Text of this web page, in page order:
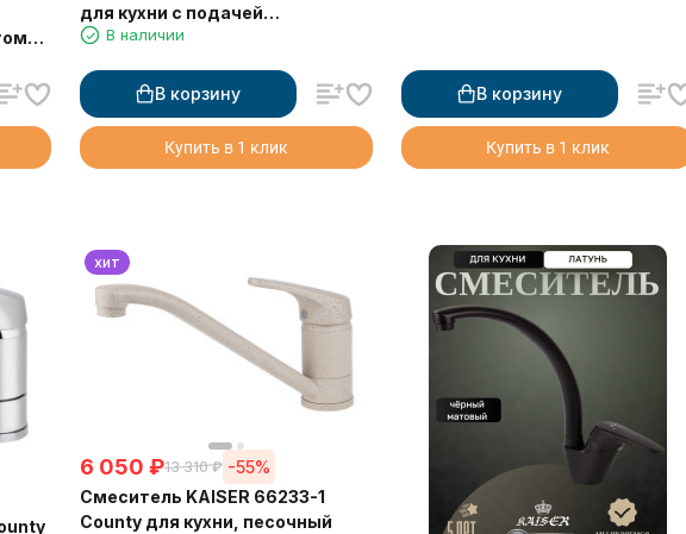
для кухни с подачей
фильтрованной воды и
В наличии
В корзину
Купить в 1 клик
В корзину
Купить в 1 клик
хит
6 050 ₽13 310 ₽ -55%
Смеситель KAISER 66233-1
County для кухни, песочный